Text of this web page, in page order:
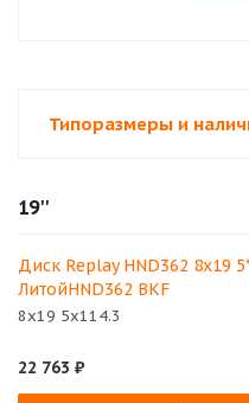
Типоразмеры и
19''
Диск Replay HND362 8x19
ЛитойHND362 BKF
8x19 5x114.3
22 763 ₽